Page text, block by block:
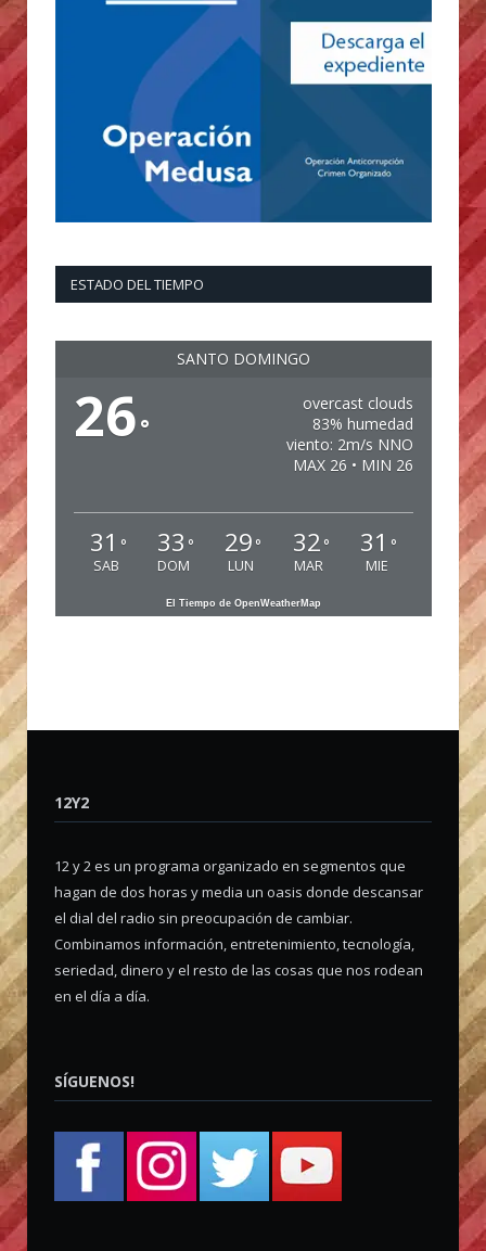
ESTADO DEL TIEMPO
SANTO DOMINGO
26°
overcast clouds
83% humedad
viento: 2m/s NNO
MAX 26 • MIN 26
31 °
SAB
33 °
DOM
29 °
LUN
32 °
MAR
31 °
MIE
El Tiempo de OpenWeatherMap
12Y2
12 y 2 es un programa organizado en segmentos que
hagan de dos horas y media un oasis donde descansar
el dial del radio sin preocupación de cambiar.
Combinamos información, entretenimiento, tecnología,
seriedad, dinero y el resto de las cosas que nos rodean
en el día a día.
SÍGUENOS!